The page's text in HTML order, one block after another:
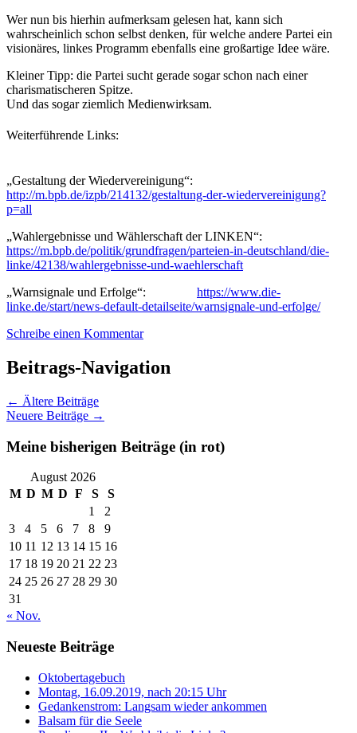
Wer nun bis hierhin aufmerksam gelesen hat, kann sich
wahrscheinlich schon selbst denken, für welche andere Partei ein
visionäres, linkes Programm ebenfalls eine großartige Idee wäre.
Kleiner Tipp: die Partei sucht gerade sogar schon nach einer
charismatischeren Spitze.
Und das sogar ziemlich Medienwirksam.
Weiterführende Links:
„Gestaltung der Wiedervereinigung“:
http://m.bpb.de/izpb/214132/gestaltung-der-wiedervereinigung?
p=all
„Wahlergebnisse und Wählerschaft der LINKEN“:
https://m.bpb.de/politik/grundfragen/parteien-in-deutschland/die-
linke/42138/wahlergebnisse-und-waehlerschaft
„Warnsignale und Erfolge“: https://www.die-
linke.de/start/news-default-detailseite/warnsignale-und-erfolge/
Schreibe einen Kommentar
Beitrags-Navigation
← Ältere Beiträge
Neuere Beiträge →
Meine bisherigen Beiträge (in rot)
August 2026
M D M D F S
S
1
2
3
4 5 6 7 8
9
10 11 12 13 14 15 16
17 18 19 20 21 22 23
24 25 26 27 28 29 30
31
« Nov.
Neueste Beiträge
Oktobertagebuch
Montag, 16.09.2019, nach 20:15 Uhr
Gedankenstrom: Langsam wieder ankommen
Balsam für die Seele